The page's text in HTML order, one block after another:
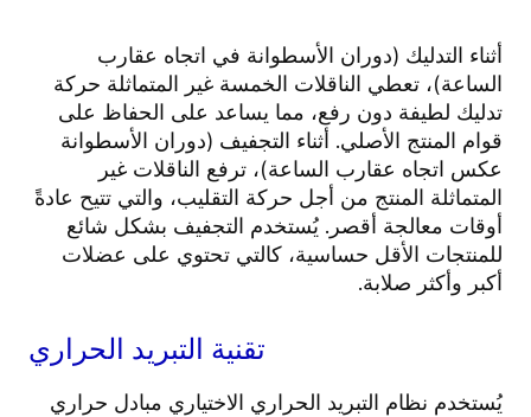
أثناء التدليك (دوران الأسطوانة في اتجاه عقارب
الساعة)، تعطي الناقلات الخمسة غير المتماثلة حركة
تدليك لطيفة دون رفع، مما يساعد على الحفاظ على
قوام المنتج الأصلي. أثناء التجفيف (دوران الأسطوانة
عكس اتجاه عقارب الساعة)، ترفع الناقلات غير
المتماثلة المنتج من أجل حركة التقليب، والتي تتيح عادةً
أوقات معالجة أقصر. يُستخدم التجفيف بشكل شائع
للمنتجات الأقل حساسية، كالتي تحتوي على عضلات
أكبر وأكثر صلابة.
تقنية التبريد الحراري
يُستخدم نظام التبريد الحراري الاختياري مبادل حراري